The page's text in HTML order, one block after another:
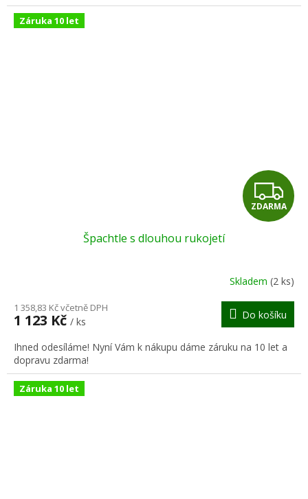
Záruka 10 let
Z
D
R
M
A
ZDARMA
Špachtle s dlouhou rukojetí
Skladem (2 ks)
1 358,83 Kč včetně DPH
1 123 Kč / ks
Do košíku
Ihned odesíláme! Nyní Vám k nákupu dáme záruku na 10 let a
dopravu zdarma!
Záruka 10 let